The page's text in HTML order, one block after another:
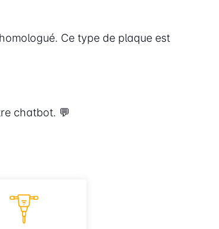
Ce type de plaque est
chatbot. 💬